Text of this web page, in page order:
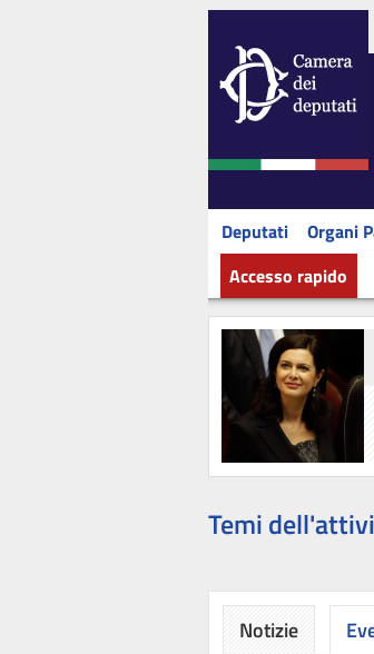
Deputati Organi
Accesso rapido
Temi
Notizie